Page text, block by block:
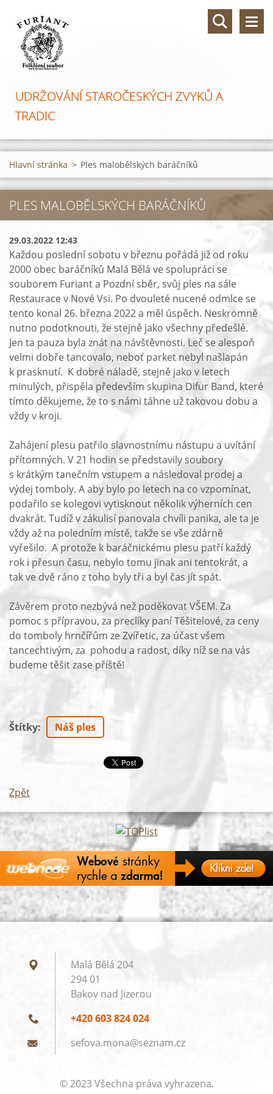
UDRŽOVÁNÍ STAROČESKÝCH ZVYKŮ A
TRADIC
Hlavní stránka > Ples malobělských baráčníků
PLES MALOBĚLSKÝCH BARÁČNÍKŮ
29.03.2022 12:43
Každou poslední sobotu v březnu pořádá již od roku
2000 obec baráčníků Malá Bělá ve spolupráci se
souborem Furiant a Pozdní sběr, svůj ples na sále
Restaurace v Nové Vsi. Po dvouleté nucené odmlce se
tento konal 26. března 2022 a měl úspěch. Neskromně
nutno podotknouti, že stejně jako všechny předešlé.
Jen ta pauza byla znát na návštěvnosti. Leč se alespoň
velmi dobře tancovalo, neboť parket nebyl našlapán
k prasknutí. K dobré náladě, stejně jako v letech
minulých, přispěla především skupina Difur Band, které
tímto děkujeme, že to s námi táhne už takovou dobu a
vždy v kroji.
Zahájení plesu patřilo slavnostnímu nástupu a uvítání
přítomných. V 21 hodin se představily soubory
s krátkým tanečním vstupem a následoval prodej a
výdej tomboly. A aby bylo po letech na co vzpomínat,
podařilo se kolegovi vytisknout několik výherních cen
dvakrát. Tudíž v zákulisí panovala chvíli panika, ale ta je
vždy až na poledním místě, takže se vše zdárně
vyřešilo. A protože k baráčnickému plesu patří každý
rok i přesun času, nebylo tomu jinak ani tentokrát, a
tak ve dvě ráno z toho byly tři a byl čas jít spát.
Závěrem proto nezbývá než poděkovat VŠEM. Za
pomoc s přípravou, za preclíky paní Těšitelové, za ceny
do tomboly hrnčířům ze Zvířetic, za účast všem
tancechtivým, za pohodu a radost, díky níž se na vás
budeme těšit zase příště!
Štítky: Náš ples
Zpět
Malá Bělá 204
294 01
Bakov nad Jizerou
+420 603 824 024
sefova.mona@seznam.cz
© 2023 Všechna práva vyhrazena.